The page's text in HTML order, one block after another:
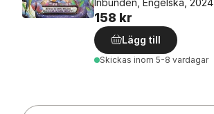
Inbunden, Engelska, 2024
158 kr
Lägg till
Skickas inom 5-8 vardagar